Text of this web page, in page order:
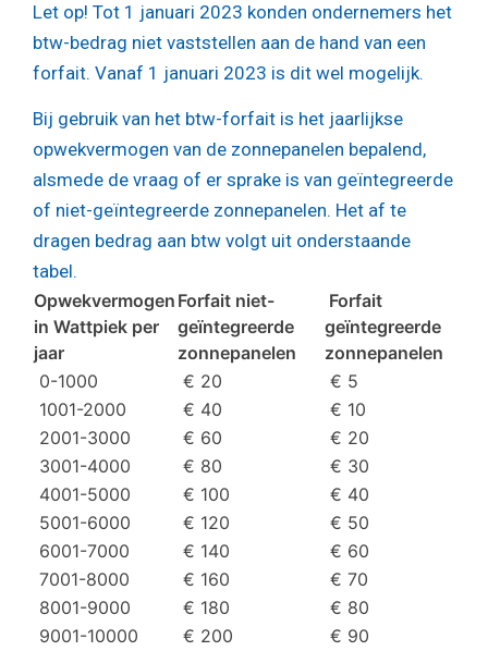
Let op! Tot 1 januari 2023 konden ondernemers het
btw-bedrag niet vaststellen aan de hand van een
forfait. Vanaf 1 januari 2023 is dit wel mogelijk.
Bij gebruik van het btw-forfait is het jaarlijkse
opwekvermogen van de zonnepanelen bepalend,
alsmede de vraag of er sprake is van geïntegreerde
of niet-geïntegreerde zonnepanelen. Het af te
dragen bedrag aan btw volgt uit onderstaande
tabel.
Opwekvermogen
in Wattpiek per
jaar
Forfait niet-
geïntegreerde
zonnepanelen
Forfait
geïntegreerde
zonnepanelen
0-1000
€ 20
€ 5
1001-2000
€ 40
€ 10
2001-3000
€ 60
€ 20
3001-4000
€ 80
€ 30
4001-5000
€ 100
€ 40
5001-6000
€ 120
€ 50
6001-7000
€ 140
€ 60
7001-8000
€ 160
€ 70
8001-9000
€ 180
€ 80
9001-10000
€ 200
€ 90